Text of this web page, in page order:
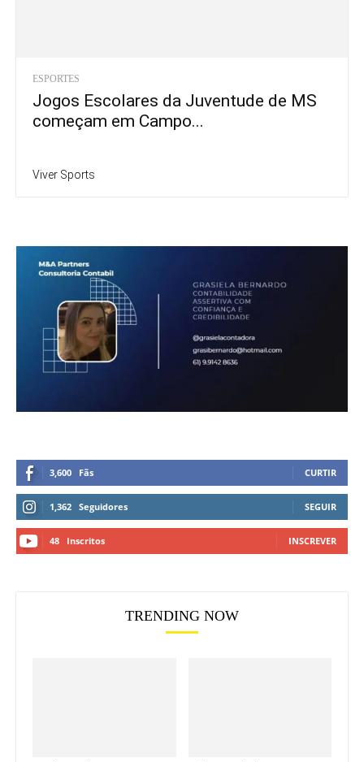
ESPORTES
Jogos Escolares da Juventude de MS
começam em Campo...
Viver Sports
3,600 Fãs CURTIR
1,362 Seguidores SEGUIR
48 Inscritos INSCREVER
TRENDING NOW